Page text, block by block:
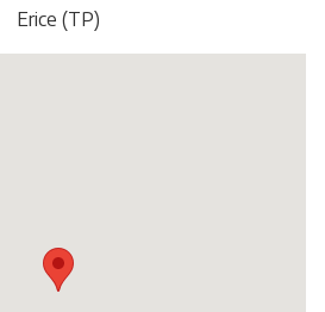
Erice (TP)